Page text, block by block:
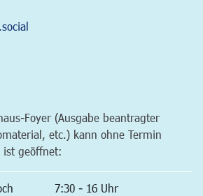
Foyer (Ausgabe beantragter
etc.) kann ohne Termin
ist geöffnet:
7:30 - 16 Uhr